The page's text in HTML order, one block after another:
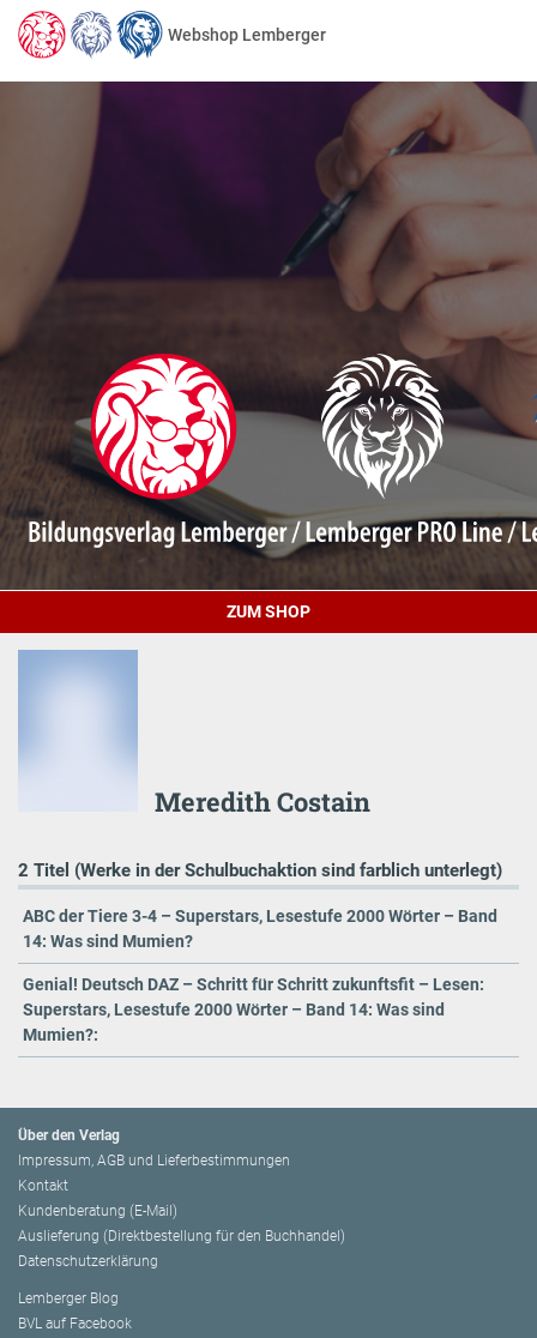
Webshop Lemberger
ZUM SHOP
Meredith Costain
2 Titel (Werke in der Schulbuchaktion sind farblich unterlegt)
ABC der Tiere 3-4 – Superstars, Lesestufe 2000 Wörter – Band
14: Was sind Mumien?
Genial! Deutsch DAZ – Schritt für Schritt zukunftsfit – Lesen:
Superstars, Lesestufe 2000 Wörter – Band 14: Was sind
Mumien?:
Über den Verlag
Impressum, AGB und Lieferbestimmungen
Kontakt
Kundenberatung (E-Mail)
Auslieferung (Direktbestellung für den Buchhandel)
Datenschutzerklärung
Lemberger Blog
BVL auf Facebook